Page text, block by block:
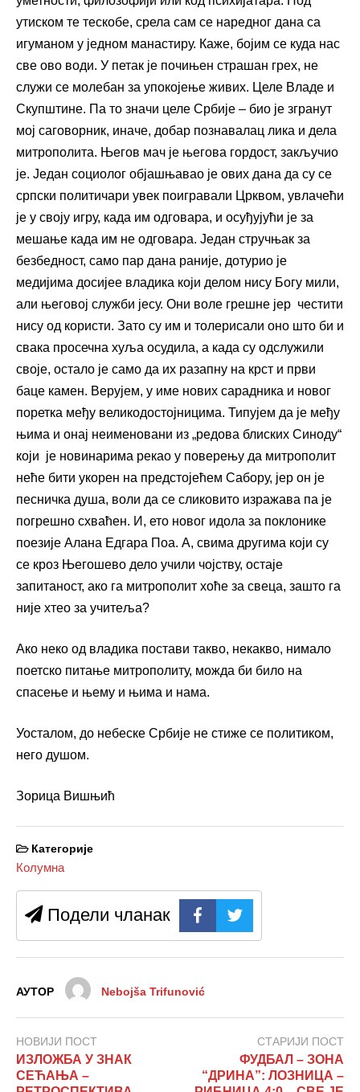
утиском те тескобе, срела сам се наредног дана са
игуманом у једном манастиру. Каже, бојим се куда нас
све ово води. У петак је почињен страшан грех, не
служи се молебан за упокојење живих. Целе Владе и
Скупштине. Па то значи целе Србије – био је згранут
мој саговорник, иначе, добар познавалац лика и дела
митрополита. Његов мач је његова гордост, закључио
је. Један социолог објашњавао је ових дана да су се
српски политичари увек поигравали Црквом, увлачећи
је у своју игру, када им одговара, и осуђујући је за
мешање када им не одговара. Један стручњак за
безбедност, само пар дана раније, дотурио је
медијима досијее владика који делом нису Богу мили,
али његовој служби јесу. Они воле грешне јер честити
нису од користи. Зато су им и толерисали оно што би и
свака просечна хуља осудила, а када су одслужили
своје, остало је само да их разапну на крст и први
баце камен. Верујем, у име нових сарадника и новог
поретка међу великодостојницима. Типујем да је међу
њима и онај неименовани из „редова блиских Синоду“
који је новинарима рекао у поверењу да митрополит
неће бити укорен на предстојећем Сабору, јер он је
песничка душа, воли да се сликовито изражава па је
погрешно схваћен. И, ето новог идола за поклонике
поезије Алана Едгара Поа. А, свима другима који су
се кроз Његошево дело учили чојству, остаје
запитаност, ако га митрополит хоће за свеца, зашто га
није хтео за учитеља?
Ако неко од владика постави такво, некакво, нимало
поетско питање митрополиту, можда би било на
спасење и њему и њима и нама.
Уосталом, до небеске Србије не стиже се политиком,
него душом.
Зорица Вишњић
Категорије
Колумна
Подели чланак
АУТОР Nebojša Trifunović
НОВИЈИ ПОСТ
ИЗЛОЖБА У ЗНАК
СЕЋАЊА –
СТАРИЈИ ПОСТ
ФУДБАЛ – ЗОНА
“ДРИНА”: ЛОЗНИЦА –